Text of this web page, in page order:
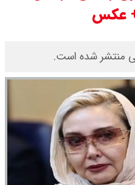
پروژه کاهش وابستگی
را کلید زدند + جزییات
+‌ عکس
منتشر شده است.